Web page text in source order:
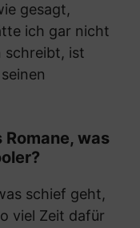
gesagt,
ich gar nicht
schreibt, ist
was
schief geht,
viel Zeit dafür